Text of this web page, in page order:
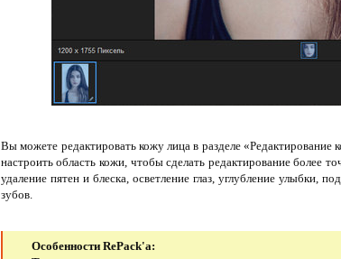
Вы можете редактировать кожу лица в разделе
настроить область кожи, чтобы сделать редактирование более
удаление пятен и блеска, осветление глаз, углубление улыбки,
зубов.
Особенности RePack'a: